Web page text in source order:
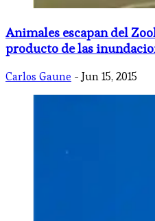
Animales escapan del
producto de las
Carlos Gaune - Jun 15, 2015